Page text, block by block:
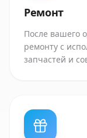
Ремонт
После вашего
ремонту с
запчастей и